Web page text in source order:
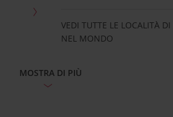
VEDI TUTTE LE LOCALITÀ
NEL MONDO
MOSTRA DI PIÙ